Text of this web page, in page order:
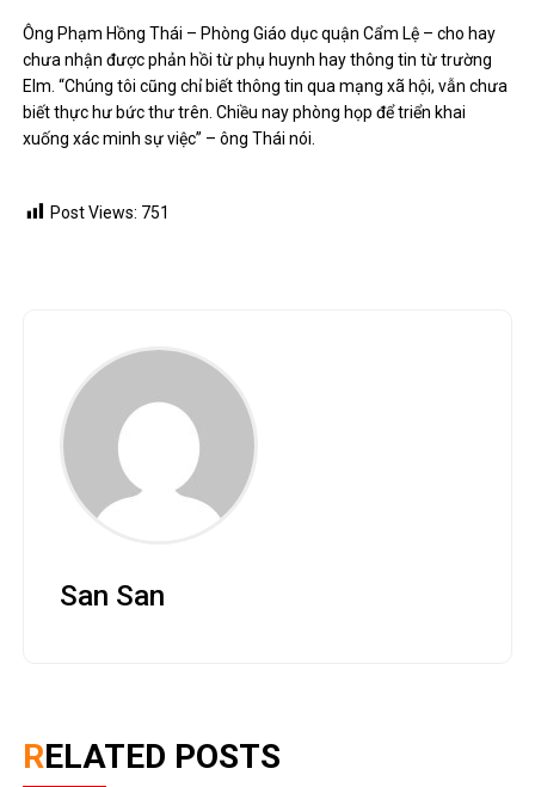
Ông Phạm Hồng Thái – Phòng Giáo dục quận Cẩm Lệ – cho hay
chưa nhận được phản hồi từ phụ huynh hay thông tin từ trường
Elm. “Chúng tôi cũng chỉ biết thông tin qua mạng xã hội, vẫn chưa
biết thực hư bức thư trên. Chiều nay phòng họp để triển khai
xuống xác minh sự việc” – ông Thái nói.
Post Views: 751
San San
RELATED POSTS